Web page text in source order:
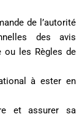
de l’autorité
des avis
ou les Règles de
à ester en
et assurer sa